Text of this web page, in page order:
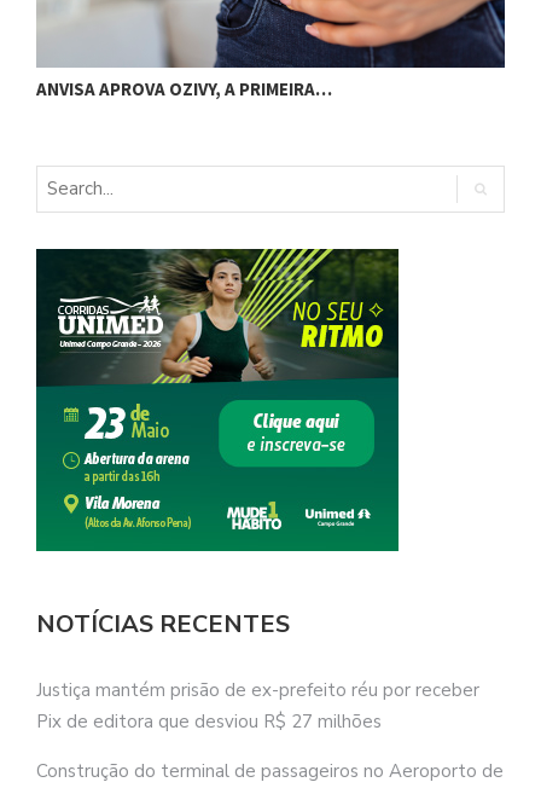
ANVISA APROVA OZIVY, A PRIMEIRA…
NOTÍCIAS RECENTES
Justiça mantém prisão de ex-prefeito réu por receber
Pix de editora que desviou R$ 27 milhões
Construção do terminal de passageiros no Aeroporto de